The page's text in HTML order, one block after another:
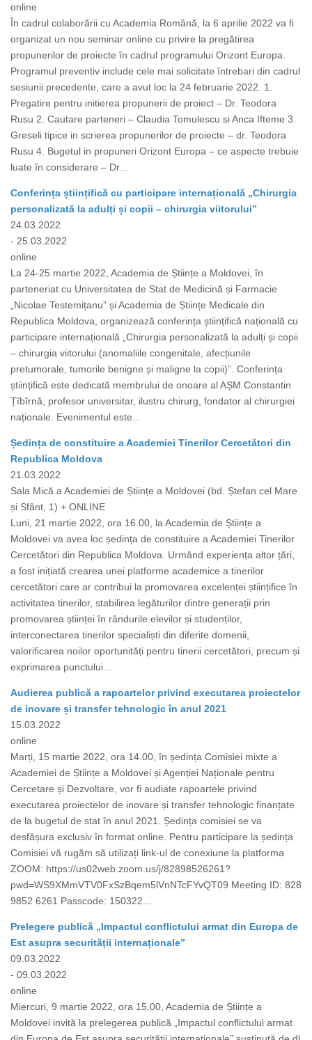
online
În cadrul colaborării cu Academia Română, la 6 aprilie 2022 va fi
organizat un nou seminar online cu privire la pregătirea
propunerilor de proiecte în cadrul programului Orizont Europa.
Programul preventiv include cele mai solicitate întrebari din cadrul
sesiunii precedente, care a avut loc la 24 februarie 2022. 1.
Pregatire pentru initierea propunerii de proiect – Dr. Teodora
Rusu 2. Cautare parteneri – Claudia Tomulescu si Anca Ifteme 3.
Greseli tipice in scrierea propunerilor de proiecte – dr. Teodora
Rusu 4. Bugetul in propuneri Orizont Europa – ce aspecte trebuie
luate în considerare – Dr...
Conferința științifică cu participare internațională „Chirurgia
personalizată la adulți și copii – chirurgia viitorului”
24.03.2022
- 25.03.2022
online
La 24-25 martie 2022, Academia de Științe a Moldovei, în
parteneriat cu Universitatea de Stat de Medicină și Farmacie
„Nicolae Testemițanu” și Academia de Științe Medicale din
Republica Moldova, organizează conferința științifică națională cu
participare internațională „Chirurgia personalizată la adulți și copii
– chirurgia viitorului (anomaliile congenitale, afecțiunile
pretumorale, tumorile benigne și maligne la copii)”. Conferința
științifică este dedicată membrului de onoare al AȘM Constantin
Țîbîrnă, profesor universitar, ilustru chirurg, fondator al chirurgiei
naționale. Evenimentul este...
Ședința de constituire a Academiei Tinerilor Cercetători din
Republica Moldova
21.03.2022
Sala Mică a Academiei de Științe a Moldovei (bd. Ștefan cel Mare
și Sfânt, 1) + ONLINE
Luni, 21 martie 2022, ora 16.00, la Academia de Științe a
Moldovei va avea loc ședința de constituire a Academiei Tinerilor
Cercetători din Republica Moldova. Urmând experiența altor țări,
a fost inițiată crearea unei platforme academice a tinerilor
cercetători care ar contribui la promovarea excelenței științifice în
activitatea tinerilor, stabilirea legăturilor dintre generații prin
promovarea științei în rândurile elevilor și studenților,
interconectarea tinerilor specialiști din diferite domenii,
valorificarea noilor oportunități pentru tinerii cercetători, precum și
exprimarea punctului...
Audierea publică a rapoartelor privind executarea proiectelor
de inovare și transfer tehnologic în anul 2021
15.03.2022
online
Marți, 15 martie 2022, ora 14.00, în ședința Comisiei mixte a
Academiei de Științe a Moldovei și Agenției Naționale pentru
Cercetare și Dezvoltare, vor fi audiate rapoartele privind
executarea proiectelor de inovare și transfer tehnologic finanțate
de la bugetul de stat în anul 2021. Ședința comisiei se va
desfășura exclusiv în format online. Pentru participare la ședința
Comisiei vă rugăm să utilizați link-ul de conexiune la platforma
ZOOM: https://us02web.zoom.us/j/82898526261?
pwd=WS9XMmVTV0FxSzBqem5lVnNTcFYvQT09 Meeting ID: 828
9852 6261 Passcode: 150322...
Prelegere publică „Impactul conflictului armat din Europa de
Est asupra securității internaționale”
09.03.2022
- 09.03.2022
online
Miercuri, 9 martie 2022, ora 15.00, Academia de Științe a
Moldovei invită la prelegerea publică „Impactul conflictului armat